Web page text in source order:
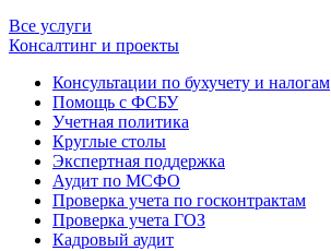
Все услуги
Консалтинг и проекты
Консультации по бухучету и налогам
Помощь с ФСБУ
Учетная политика
Круглые столы
Экспертная поддержка
Аудит по МСФО
Проверка учета по госконтрактам
Проверка учета ГОЗ
Кадровый аудит